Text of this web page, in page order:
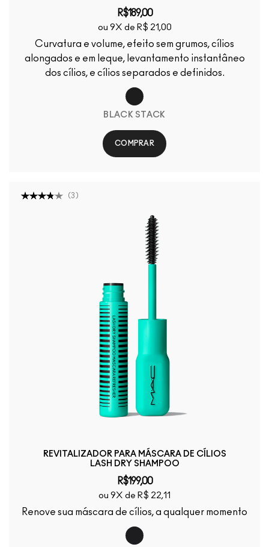
R$189,00
ou 9X de R$ 21,00
Curvatura e volume, efeito sem grumos, cílios
alongados e em leque, levantamento instantâneo
dos cílios, e cílios separados e definidos.
BLACK STACK
COMPRAR
(3 )
REVITALIZADOR PARA MÁSCARA DE CÍLIOS
LASH DRY SHAMPOO
R$199,00
ou 9X de R$ 22,11
Renove sua máscara de cílios, a qualquer momento